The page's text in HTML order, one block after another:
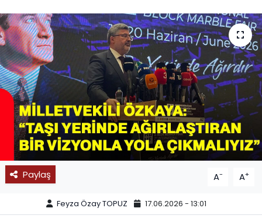
Paylaş A- A+
Feyza Özay TOPUZ 17.06.2026 - 13:01
SPOR
11:11 MANŞET